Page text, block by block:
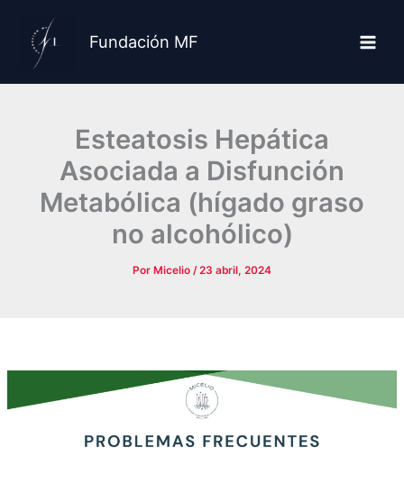
contenido
Fundación MF
Esteatosis Hepática
Asociada a Disfunción
Metabólica (hígado graso
no alcohólico)
Por Micelio /23 abril, 2024